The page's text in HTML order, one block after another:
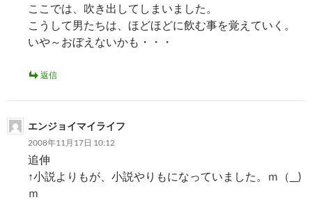
ここでは、吹き出してしまいました。
こうして男たちは、ほどほどに飲む事を覚えていく。
いや～おぼえないかも・・・
返信
エンジョイマイライフ
2008年11月17日 10:12
追伸
↑小説よりもが、小説やりもになっていました。ｍ（__)
ｍ